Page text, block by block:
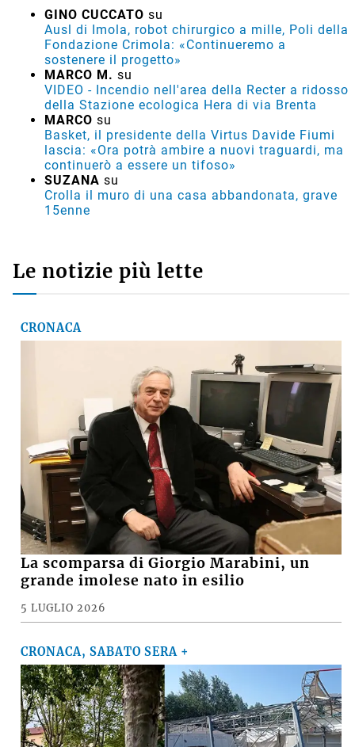
GINO CUCCATO su
Ausl di Imola, robot chirurgico a mille, Poli della
Fondazione Crimola: «Continueremo a
sostenere il progetto»
MARCO M. su
VIDEO - Incendio nell'area della Recter a ridosso
della Stazione ecologica Hera di via Brenta
MARCO su
Basket, il presidente della Virtus Davide Fiumi
lascia: «Ora potrà ambire a nuovi traguardi, ma
continuerò a essere un tifoso»
SUZANA su
Crolla il muro di una casa abbandonata, grave
15enne
Le notizie più lette
CRONACA
La scomparsa di Giorgio Marabini, un
grande imolese nato in esilio
5 LUGLIO 2026
CRONACA, SABATO SERA +